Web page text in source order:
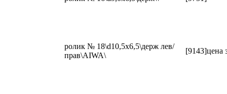
ролик № 18\d10,5x6,5\держ лев/
прав\AIWA\
[9143]цена